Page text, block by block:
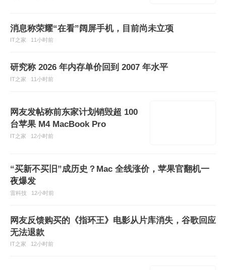
消息称荣耀“在看”阔屏手机，目前尚未立项
IT之家 11小时前
研究称 2026 年内存单价回到 2007 年水平
IT之家 11小时前
网友发帖称前东家计划销毁超 100
台苹果 M4 MacBook Pro
IT之家 12小时前
“买新不买旧”成历史？Mac 全线涨价，苹果官翻机一
夜爆发
雷科技 12小时前
网友反馈购买的《指环王》电影从片库消失，谷歌回应
无法退款
IT之家 12小时前